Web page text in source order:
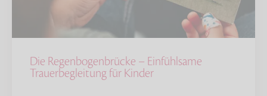
Die Regenbogenbrücke – Einfühlsame
Trauerbegleitung für Kinder